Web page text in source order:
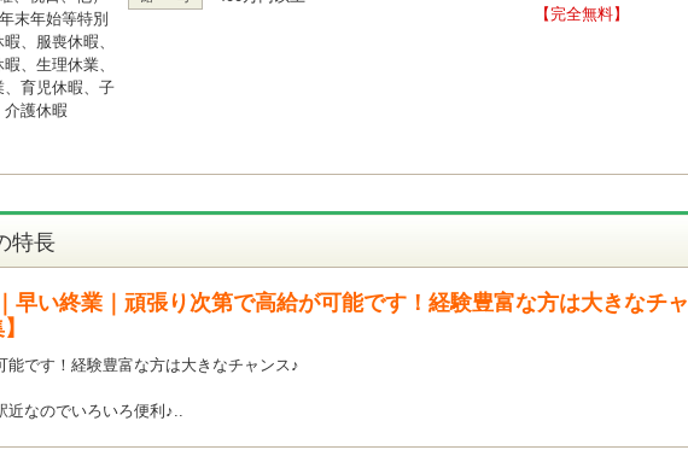
末年始等特別
、服喪休暇、
、生理休業、
、育児休暇、子
介護休暇
【完全無料】
特長
早い終業｜頑張り次第で高給が可能です！経験豊富な方は大きなチャ
能です！経験豊富な方は大きなチャンス♪
近なのでいろいろ便利♪..